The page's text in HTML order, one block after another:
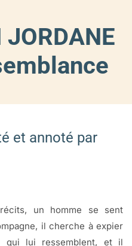
et annoté par
un homme se sent
il cherche à expier
qui lui ressemblent, et il